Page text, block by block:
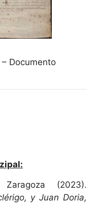
Documento
(2023).
y Juan Doria,